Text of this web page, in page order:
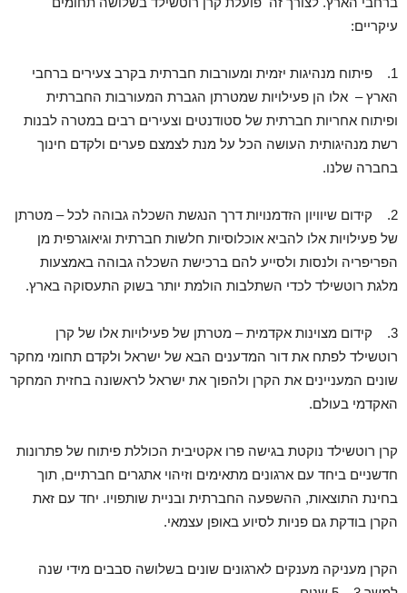
עיקריים:
1. פיתוח מנהיגות יזמית ומעורבות חברתית בקרב צעירים ברחבי
הארץ – אלו הן פעילויות שמטרתן הגברת המעורבות החברתית
ופיתוח אחריות חברתית של סטודנטים וצעירים רבים במטרה לבנות
רשת מנהיגותית העושה הכל על מנת לצמצם פערים ולקדם חינוך
בחברה שלנו.
2. קידום שיוויון הזדמנויות דרך הנגשת השכלה גבוהה לכל – מטרתן
של פעילויות אלו להביא אוכלוסיות חלשות חברתית וגיאוגרפית מן
הפריפריה ולנסות ולסייע להם ברכישת השכלה גבוהה באמצעות
מלגת רוטשילד לכדי השתלבות הולמת יותר בשוק התעסוקה בארץ.
3. קידום מצוינות אקדמית – מטרתן של פעילויות אלו של קרן
רוטשילד לפתח את דור המדענים הבא של ישראל ולקדם תחומי מחקר
שונים המעניינים את הקרן ולהפוך את ישראל לראשונה בחזית המחקר
האקדמי בעולם.
קרן רוטשילד נוקטת בגישה פרו אקטיבית הכוללת פיתוח של פתרונות
חדשניים ביחד עם ארגונים מתאימים וזיהוי אתגרים חברתיים, תוך
בחינת התוצאות, ההשפעה החברתית ובניית שותפויו. יחד עם זאת
הקרן בודקת גם פניות לסיוע באופן עצמאי.
הקרן מעניקה מענקים לארגונים שונים בשלושה סבבים מידי שנה